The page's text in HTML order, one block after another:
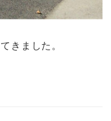
きました。